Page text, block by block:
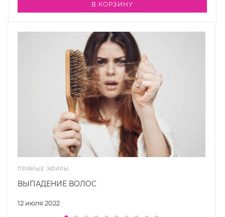
В КОРЗИНУ
ПРЯМЫЕ ЭФИРЫ
12 июля 2022
ВЫПАДЕНИЕ ВОЛОС